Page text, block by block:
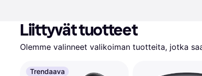
Liittyvät tuotteet
Olemme valinneet valikoiman tuotteita, jotka
Trendaava